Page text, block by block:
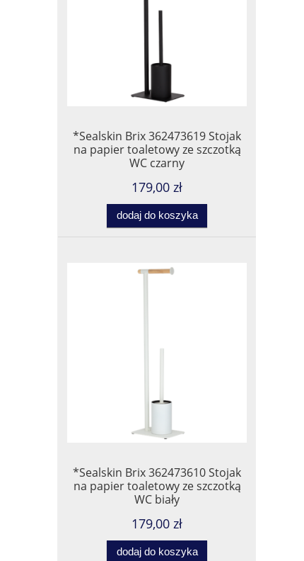
*Sealskin Brix 362473619 Stojak
na papier toaletowy ze szczotką
WC czarny
179,00 zł
dodaj do koszyka
*Sealskin Brix 362473610 Stojak
na papier toaletowy ze szczotką
WC biały
179,00 zł
dodaj do koszyka